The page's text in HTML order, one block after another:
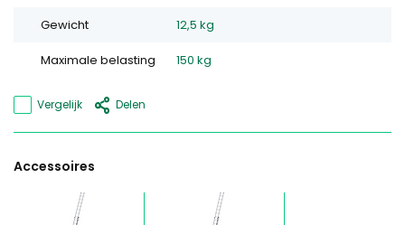
Gewicht 12,5 kg
Maximale belasting 150 kg
Vergelijk Delen
Accessoires